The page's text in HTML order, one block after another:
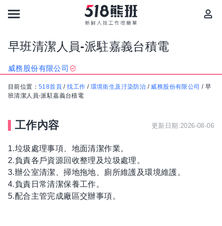
早班清潔人員-派駐嘉義台積電
威務股份有限公司
目前位置： 518首頁 /找工作 / 環境衛生及汙染防治 / 威務股份有限公司 / 早
班清潔人員-派駐嘉義台積電
工作內容 更新日期:2026-08-06
1.垃圾處理事項、地面清潔作業。
2.負責各戶資源回收整理及垃圾處理。
3.辦公室清潔、掃地拖地、廁所維護及環境維護。
4.負責日常清潔保養工作。
5.配合主管完成廠區交辦事項。